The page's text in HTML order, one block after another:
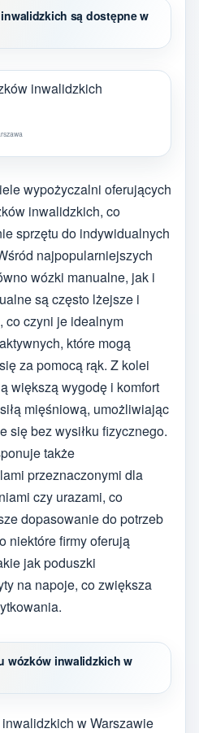
są dostępne w
wypożyczalni oferujących
inwalidzkich, co
sprzętu do indywidualnych
najpopularniejszych
wózki manualne, jak i
są często lżejsze i
co czyni je idealnym
które mogą
za pomocą rąk. Z kolei
większą wygodę i komfort
mięśniową, umożliwiając
się bez wysiłku fizycznego.
także
przeznaczonymi dla
czy urazami, co
dopasowanie do potrzeb
niektóre firmy oferują
jak poduszki
na napoje, co zwiększa
wózków inwalidzkich w
w Warszawie